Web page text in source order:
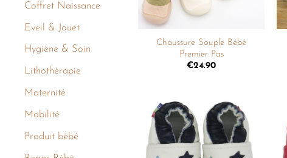
Coffret Naissance
Eveil & Jouet
Hygiène & Soin
Lithothérapie
Maternité
Mobilité
Produit bébé
+
Chaussure Souple Bébé
Premier Pas
€24.90
Ajouter
à la